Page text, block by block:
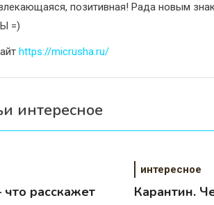
позитивная! Рада новым
=)
https://micrusha.ru/
интересное
расскажет
интересное
Карантин.